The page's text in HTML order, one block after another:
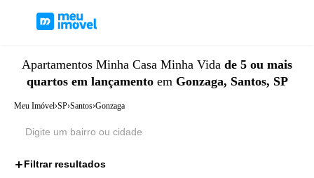
Apartamentos Minha Casa Minha Vida de 5 ou mais
quartos em lançamento em Gonzaga, Santos, SP
Meu Imóvel›SP›Santos›Gonzaga
Filtrar resultados